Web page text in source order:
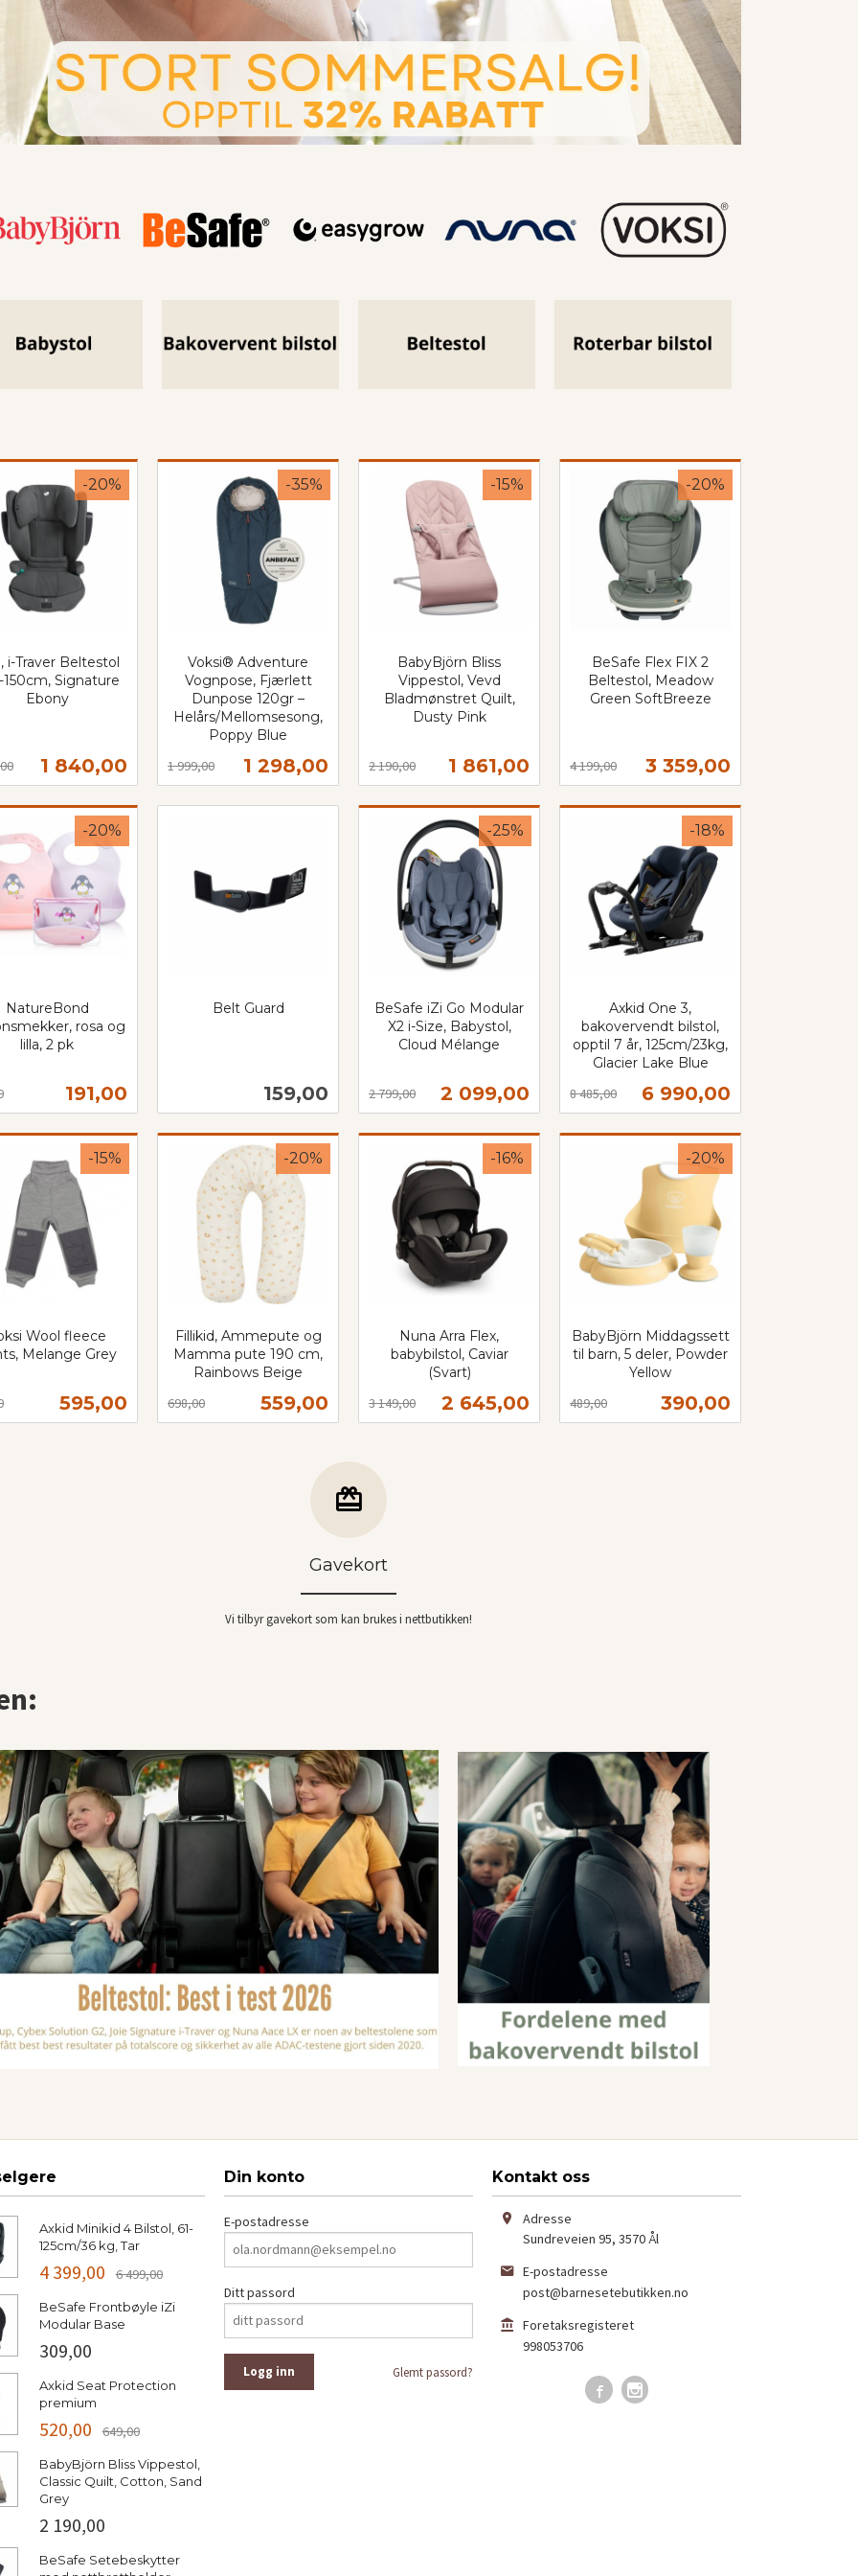
i-Traver Beltestol
150cm, Signature
Ebony
Tilbud
1 840,00
-20%
Voksi® Adventure
Vognpose, Fjærlett
Dunpose 120gr –
Helårs/Mellomsesong,
Poppy Blue
Tilbud
1 298,00
1 999,00
-35%
mva.
BabyBjörn Bliss
Vippestol, Vevd
Bladmønstret Quilt,
Dusty Pink
Tilbud
1 861,00
2 190,00
-15%
Kjøp
BeSafe Flex FIX 2
Beltestol, Meadow
Green SoftBreeze
Tilbud
3 359,00
4 199,00
-20%
NatureBond
rosa og
lilla, 2 pk
Tilbud
191,00
-20%
Belt Guard
Pris
159,00
Kjøp
BeSafe iZi Go Modular
X2 i-Size, Babystol,
Cloud Mélange
Tilbud
2 099,00
2 799,00
-25%
Axkid One 3,
bakovervendt bilstol,
opptil 7 år, 125cm/23kg,
Glacier Lake Blue
Tilbud
6 990,00
8 485,00
-18%
mva.
Wool fleece
Melange Grey
Tilbud
595,00
-15%
Fillikid, Ammepute og
Mamma pute 190 cm,
Rainbows Beige
Tilbud
559,00
698,00
-20%
mva.
Nuna Arra Flex,
babybilstol, Caviar
(Svart)
Tilbud
2 645,00
3 149,00
-16%
mva.
BabyBjörn Middagssett
til barn, 5 deler, Powder
Yellow
Tilbud
390,00
489,00
-20%
mva.
Gavekort
Vi tilbyr gavekort som kan brukes i nettbutikken!
Axkid Minikid 4 Bilstol, 61-
125cm/36 kg, Tar
4 399,00 6 499,00
BeSafe Frontbøyle iZi
Modular Base
309,00
Axkid Seat Protection
premium
520,00 649,00
BabyBjörn Bliss Vippestol,
Classic Quilt, Cotton, Sand
Grey
2 190,00
BeSafe Setebeskytter
Din konto
E-postadresse
Ditt passord
Glemt passord?
Kontakt oss
Adresse
Sundreveien 95, 3570Ål
E-postadresse
post@barnesetebutikken.no
Foretaksregisteret
998053706